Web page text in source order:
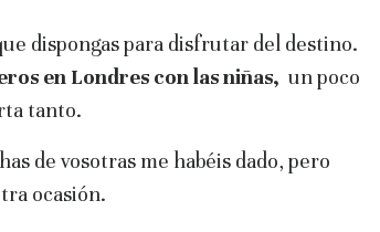
dispongas para disfrutar del destino.
en Londres con las niñas, un poco
tanto.
de vosotras me habéis dado, pero
ocasión.